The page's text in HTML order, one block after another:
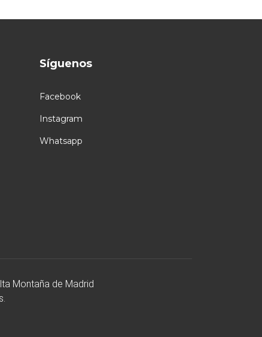
Síguenos
Facebook
Instagram
Whatsapp
Montaña de Madrid